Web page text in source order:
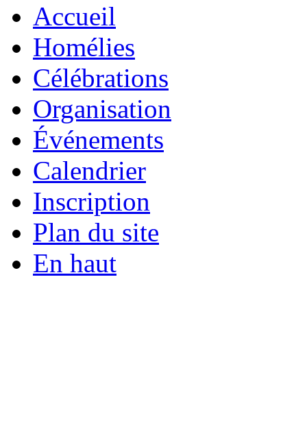
Accueil
Homélies
Célébrations
Organisation
Événements
Calendrier
Inscription
Plan du site
En haut